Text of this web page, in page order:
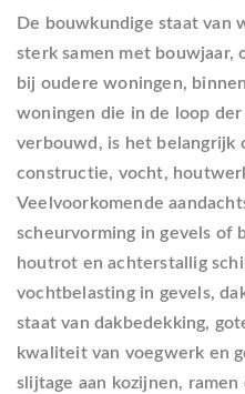
De bouwkundige staat van
sterk samen met bouwjaar,
bij oudere woningen,
woningen die in de loop
verbouwd, is het belangrijk
constructie, vocht,
Veelvoorkomende
scheurvorming in gevels of
houtrot en achterstallig
vochtbelasting in gevels,
staat van dakbedekking,
kwaliteit van voegwerk en
slijtage aan kozijnen, ramen